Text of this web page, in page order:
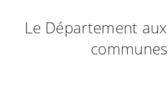
Le Département